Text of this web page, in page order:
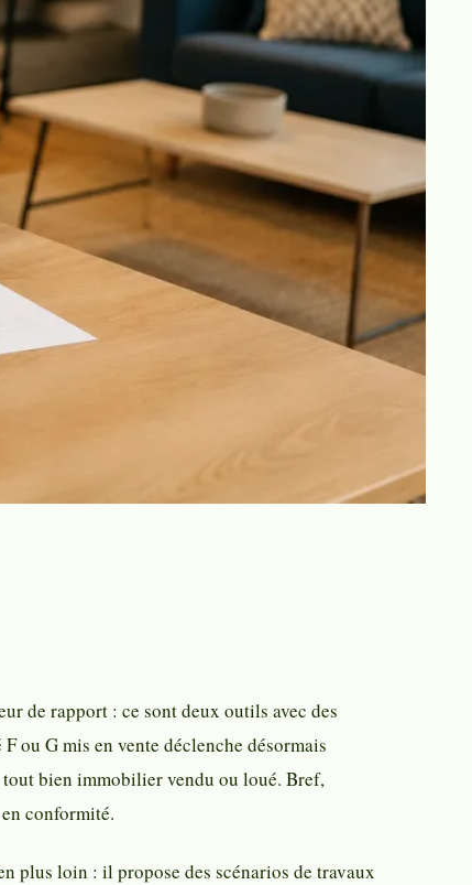
de rapport : ce sont deux outils avec des
ou G mis en vente déclenche désormais
bien immobilier vendu ou loué. Bref,
conformité.
plus loin : il propose des scénarios de travaux